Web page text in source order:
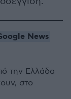
News
την Ελλάδα
στο